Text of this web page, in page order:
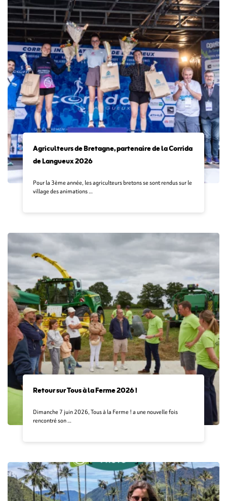
Agriculteurs de Bretagne, partenaire de la Corrida
de Langueux 2026
Pour la 3ème année, les agriculteurs bretons se sont rendus sur le
village des animations …
Retour sur Tous à la Ferme 2026 !
Dimanche 7 juin 2026, Tous à la Ferme ! a une nouvelle fois
rencontré son …